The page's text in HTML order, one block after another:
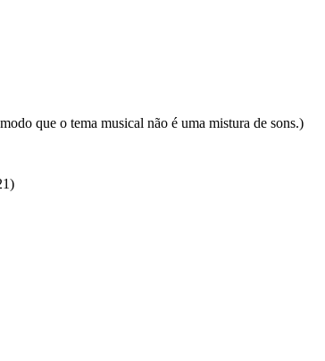
que o tema musical não é uma mistura de sons.)